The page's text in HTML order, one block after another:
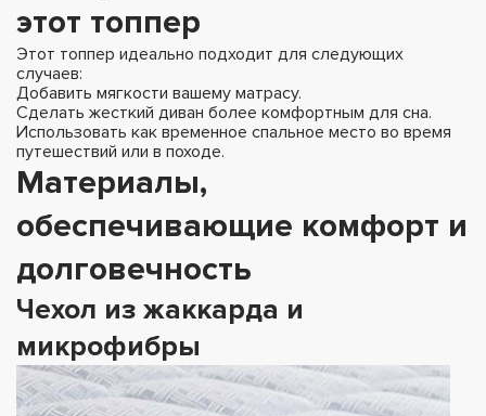
этот топпер
Этот топпер идеально подходит для следующих
случаев:
Добавить мягкости вашему матрасу.
Сделать жесткий диван более комфортным для сна.
Использовать как временное спальное место во время
путешествий или в походе.
Материалы,
обеспечивающие комфорт и
долговечность
Чехол из жаккарда и
микрофибры